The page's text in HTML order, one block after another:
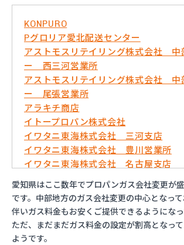
KONPURO
Pグロリア愛北配送センター
アストモスリテイリング株式会社 中
ー 西三河営業所
アストモスリテイリング株式会社 中
ー 尾張営業所
アラキチ商店
イトープロパン株式会社
イワタニ東海株式会社 三河支店
イワタニ東海株式会社 豊川営業所
イワタニ東海株式会社 名古屋支店
イワタニ東海株式会社 名古屋南営業
およべプロパン
ガスショップイチカワ
ガステックサービス株式会社 安城営
ガステックサービス株式会社 西三河
愛知県はここ数年でプロパンガス会社変更が
です。中部地方のガス会社変更の中心となっ
伴いガス料金もお安くご提供できるようになっ
ただ、まだまだガス料金の設定が割高となっ
ようです。